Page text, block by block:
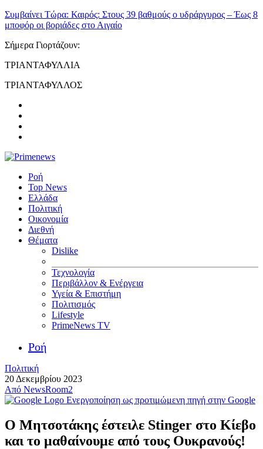
Συμβαίνει Τώρα: Καιρός: Στους 39 βαθμούς ο υδράργυρος – Έως 8
μποφόρ οι βοριάδες στο Αιγαίο
Σήμερα Γιορτάζουν:
ΤΡΙΑΝΤΑΦΥΛΛΙΑ
ΤΡΙΑΝΤΑΦΥΛΛΟΣ
Ροή
Top News
Ελλάδα
Πολιτική
Οικονομία
Διεθνή
Θέματα
Dislike
Τεχνολογία
Περιβάλλον & Ενέργεια
Υγεία & Επιστήμη
Πολιτισμός
Lifestyle
PrimeNews TV
Ροή
Πολιτική
20 Δεκεμβρίου 2023
Από NewsRoom2
Ενεργοποίηση ως προτιμώμενη πηγή στην Google
Ο Μητσοτάκης έστειλε Stinger στο Κίεβο
και το μαθαίνουμε από τους Ουκρανούς!